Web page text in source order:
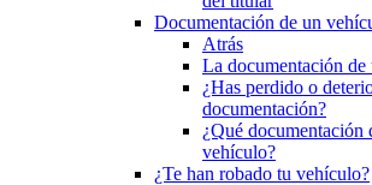
Documentación de un
Atrás
La documentación
¿Has perdido o
documentación?
¿Qué documentación
vehículo?
¿Te han robado tu vehículo?